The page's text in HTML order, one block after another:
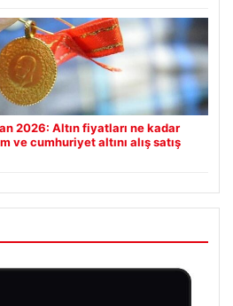
2026: Altın fiyatları ne kadar
ve cumhuriyet altını alış satış